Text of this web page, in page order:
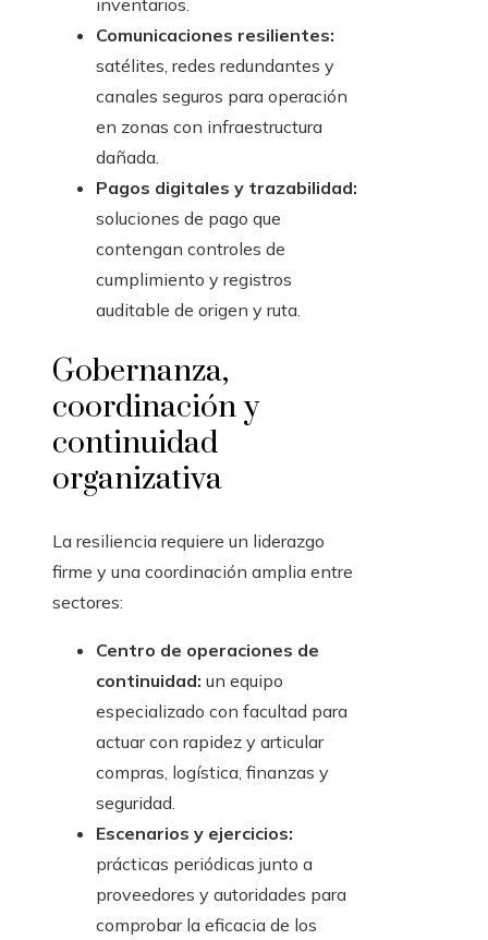
inventarios.
Comunicaciones resilientes:
satélites, redes redundantes y
canales seguros para operación
en zonas con infraestructura
dañada.
Pagos digitales y trazabilidad:
soluciones de pago que
contengan controles de
cumplimiento y registros
auditable de origen y ruta.
Gobernanza,
coordinación y
continuidad
organizativa
La resiliencia requiere un liderazgo
firme y una coordinación amplia entre
sectores:
Centro de operaciones de
continuidad: un equipo
especializado con facultad para
actuar con rapidez y articular
compras, logística, finanzas y
seguridad.
Escenarios y ejercicios:
prácticas periódicas junto a
proveedores y autoridades para
comprobar la eficacia de los